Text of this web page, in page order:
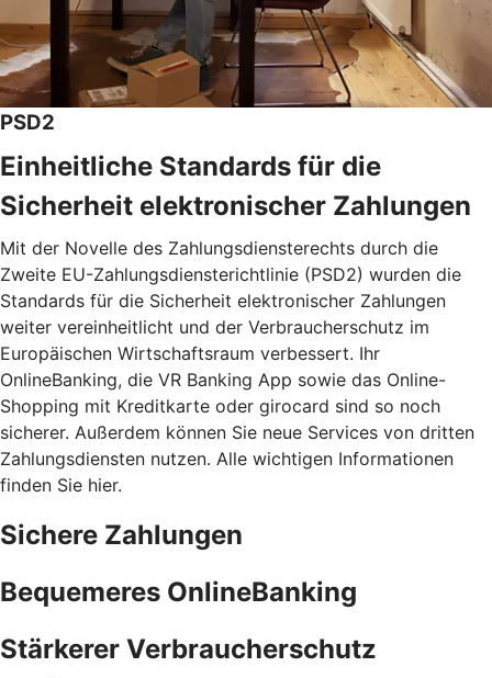
PSD2
Einheitliche Standards für die
Sicherheit elektronischer Zahlungen
Mit der Novelle des Zahlungsdiensterechts durch die
Zweite EU-Zahlungsdiensterichtlinie (PSD2) wurden die
Standards für die Sicherheit elektronischer Zahlungen
weiter vereinheitlicht und der Verbraucherschutz im
Europäischen Wirtschaftsraum verbessert. Ihr
OnlineBanking, die VR Banking App sowie das Online-
Shopping mit Kreditkarte oder girocard sind so noch
sicherer. Außerdem können Sie neue Services von dritten
Zahlungsdiensten nutzen. Alle wichtigen Informationen
finden Sie hier.
Sichere Zahlungen
Bequemeres OnlineBanking
Stärkerer Verbraucherschutz